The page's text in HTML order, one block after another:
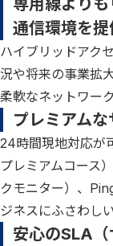
専用線よりも
通信環境を提
ハイブリッドアク
況や将来の事業拡
柔軟なネットワー
プレミアム
24時間現地対応が
プレミアムコース
クモニター）、
ジネスにふさわし
安心のSLA